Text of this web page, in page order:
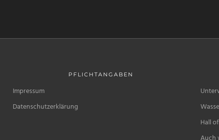
PFLICHTANGABEN
Impressum
Datenschutzerklärung
Hall